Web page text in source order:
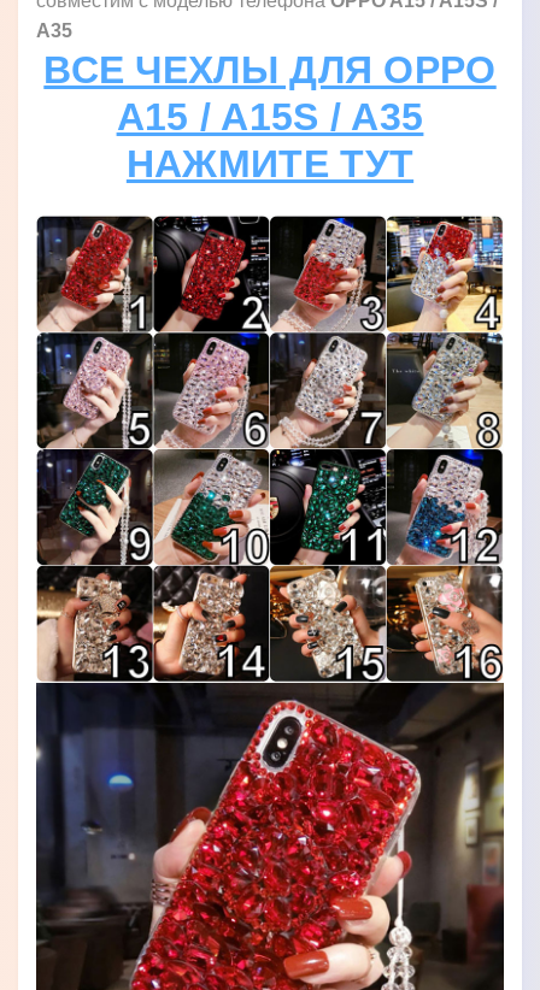
A35
ВСЕ ЧЕХЛЫ ДЛЯ OPPO
A15 / A15S / A35
НАЖМИТЕ ТУТ